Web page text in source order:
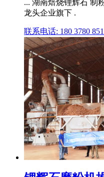
... 湖南焙烧锂辉石 制
龙头企业旗下 .
联系电话: 180 3780